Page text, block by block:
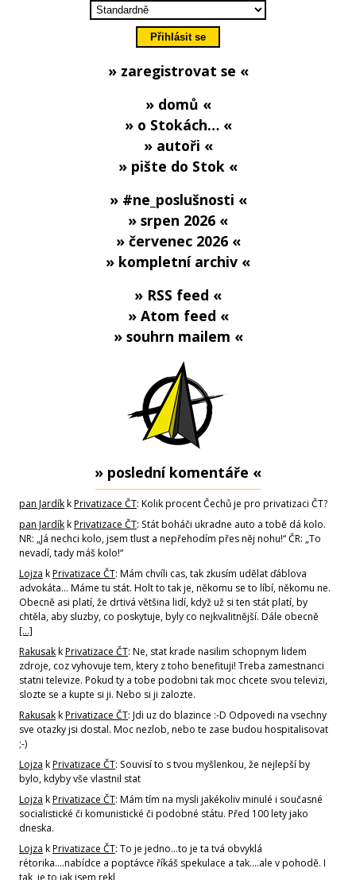
» zaregistrovat se «
» domů «
» o Stokách… «
» autoři «
» pište do Stok «
» #ne_poslušnosti «
» srpen 2026 «
» červenec 2026 «
» kompletní archiv «
» RSS feed «
» Atom feed «
» souhrn mailem «
» poslední komentáře «
pan JardíkkPrivatizace ČT: Kolik procent Čechů je pro privatizaci ČT?
pan JardíkkPrivatizace ČT: Stát boháči ukradne auto a tobě dá kolo.
NR: „Já nechci kolo, jsem tlust a nepřehodím přes něj nohu!“ ČR: „To
nevadí, tady máš kolo!“
Lojza kPrivatizace ČT: Mám chvíli cas, tak zkusím udělat ďáblova
advokáta... Máme tu stát. Holt to tak je, někomu se to líbí, někomu ne.
Obecně asi platí, že drtivá většina lidí, když už si ten stát platí, by
chtěla, aby sluzby, co poskytuje, byly co nejkvalitnější. Dále obecně
[…]
RakusakkPrivatizace ČT: Ne, stat krade nasilim schopnym lidem
zdroje, coz vyhovuje tem, ktery z toho benefituji! Treba zamestnanci
statni televize. Pokud ty a tobe podobni tak moc chcete svou televizi,
slozte se a kupte si ji. Nebo si ji zalozte.
RakusakkPrivatizace ČT: Jdi uz do blazince :-D Odpovedi na vsechny
sve otazky jsi dostal. Moc nezlob, nebo te zase budou hospitalisovat
;-)
Lojza kPrivatizace ČT: Souvisí to s tvou myšlenkou, že nejlepší by
bylo, kdyby vše vlastnil stat
Lojza kPrivatizace ČT: Mám tím na mysli jakékoliv minulé i současné
socialistické či komunistické či podobné státu. Před 100 lety jako
dneska.
Lojza kPrivatizace ČT: To je jedno...to je ta tvá obvyklá
rétorika....nabídce a poptávce říkáš spekulace a tak....ale v pohodě. I
tak, je to jak jsem rekl